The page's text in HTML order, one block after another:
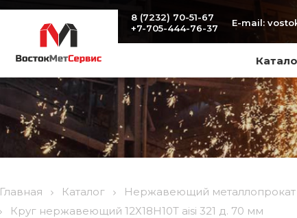
8 (7232) 70-51-67
+7-705-444-76-37
E-mail:
Главная Каталог Нержавеющий металлопрокат
Круг нержавеющий 12Х18Н10Т aisi 321 д. 70 мм